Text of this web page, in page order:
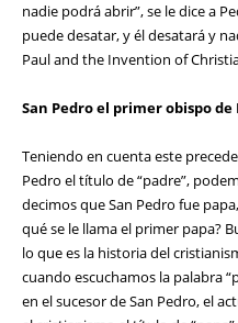
nadie podrá abrir”, se le dice a
puede desatar, y él desatará y
Paul and the Invention of
San Pedro el primer obispo de
Teniendo en cuenta este
Pedro el título de “padre”,
decimos que San Pedro fue
qué se le llama el primer papa?
lo que es la historia del
cuando escuchamos la palabra
en el sucesor de San Pedro, el